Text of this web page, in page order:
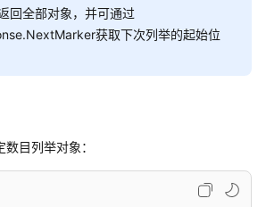
回全部对象，并可通过
获取下次列举的起始位
目列举对象：